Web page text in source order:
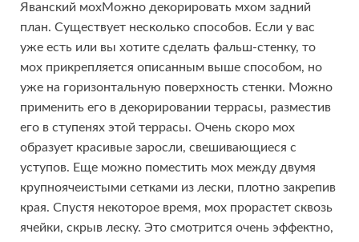
Яванский мохМожно декорировать мхом задний
план. Существует несколько способов. Если у вас
уже есть или вы хотите сделать фальш-стенку, то
мох прикрепляется описанным выше способом, но
уже на горизонтальную поверхность стенки. Можно
применить его в декорировании террасы, разместив
его в ступенях этой террасы. Очень скоро мох
образует красивые заросли, свешивающиеся с
уступов. Еще можно поместить мох между двумя
крупноячеистыми сетками из лески, плотно закрепив
края. Спустя некоторое время, мох прорастет сквозь
ячейки, скрыв леску. Это смотрится очень эффектно,